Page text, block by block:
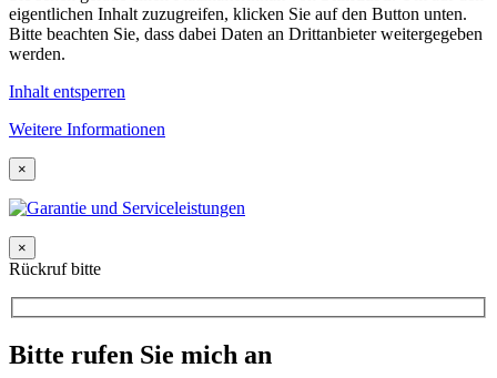
eigentlichen Inhalt zuzugreifen, klicken Sie auf den Button unten.
Bitte beachten Sie, dass dabei Daten an Drittanbieter weitergegeben
werden.
Inhalt entsperren
Weitere Informationen
×
×
Rückruf bitte
Bitte rufen Sie mich an